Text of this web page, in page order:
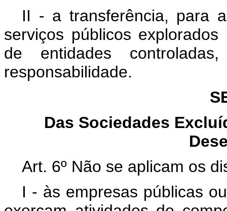
II - a transferência, para
serviços públicos
de entidades
responsabilidade.
Das Sociedades
Art. 6º Não se aplicam os
I - às empresas públicas